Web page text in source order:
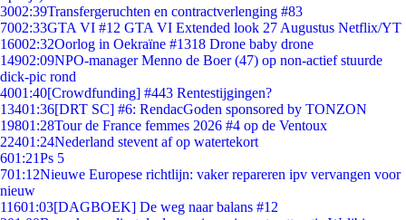
3002:39Transfergeruchten en contractverlenging #83
7002:33GTA VI #12 GTA VI Extended look 27 Augustus Netflix/YT
16002:32Oorlog in Oekraïne #1318 Drone baby drone
14902:09NPO-manager Menno de Boer (47) op non-actief stuurde
dick-pic rond
4001:40[Crowdfunding] #443 Rentestijgingen?
13401:36[DRT SC] #6: RendacGoden sponsored by TONZON
19801:28Tour de France femmes 2026 #4 op de Ventoux
22401:24Nederland stevent af op watertekort
601:21Ps 5
701:12Nieuwe Europese richtlijn: vaker repareren ipv vervangen voor
nieuw
11601:03[DAGBOEK] De weg naar balans #12